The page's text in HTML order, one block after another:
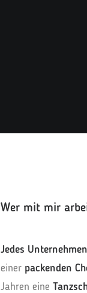
Wer mit mir
Jedes
einer packenden
Jahren eine